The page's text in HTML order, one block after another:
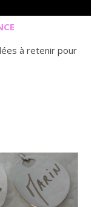
à retenir pour